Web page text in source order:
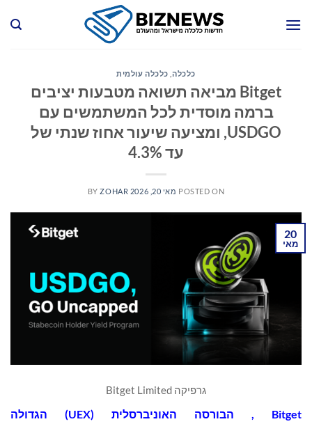
כלכלה, כלכלה עולמית
Bitget מביאה תשואה מטבעות יציבים
ברמה מוסדית לכל המשתמשים עם
USDGO, ומציעה שיעור אחוז שנתי של
עד 4.3%
POSTED ON מאי 20, 2026 BYZOHAR
20
מאי
גרפיקה Bitget Limited
Bitget
, הבורסה האוניברסלית (UEX) הגדולה